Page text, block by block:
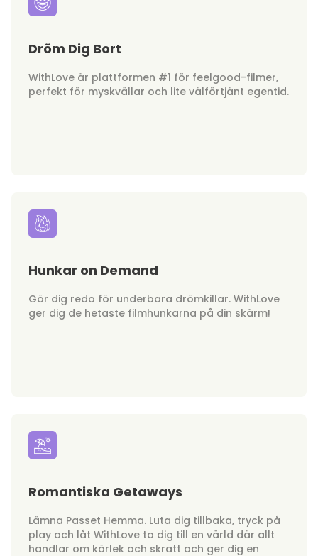
Dröm Dig Bort
WithLove är plattformen #1 för feelgood-filmer,
perfekt för myskvällar och lite välförtjänt egentid.
Hunkar on Demand
Gör dig redo för underbara drömkillar. WithLove
ger dig de hetaste filmhunkarna på din skärm!
Romantiska Getaways
Lämna Passet Hemma. Luta dig tillbaka, tryck på
play och låt WithLove ta dig till en värld där allt
handlar om kärlek och skratt och ger dig en